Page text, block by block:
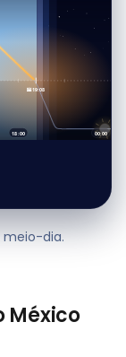
🌇 19:08
18:00 00:00
meio-dia.
México